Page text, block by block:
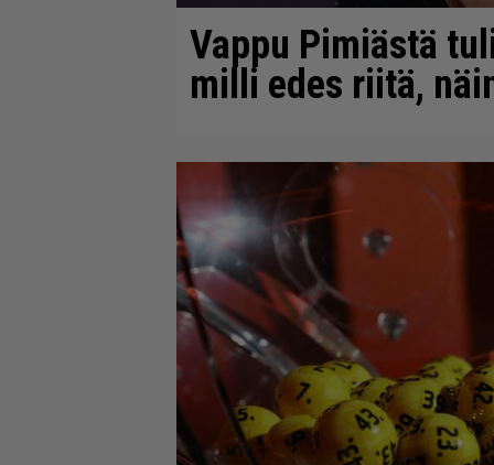
Vappu Pimiästä
milli edes riitä,